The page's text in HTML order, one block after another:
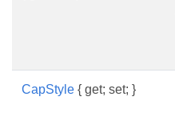
CapStyle { get; set; }